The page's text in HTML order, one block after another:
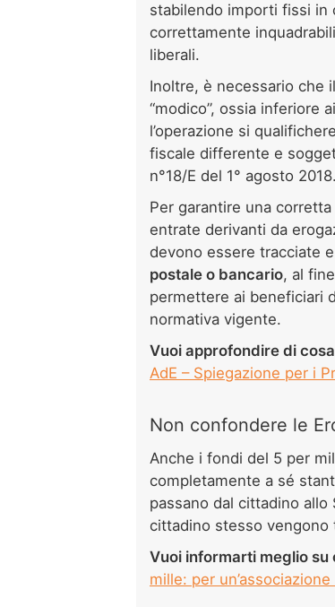
stabilendo importi fissi in
correttamente
liberali.
Inoltre, è necessario che
“modico”, ossia inferiore
l’operazione si
fiscale differente e
n°18/E del 1° agosto 2018.
Per garantire una corretta
entrate derivanti da
devono essere tracciate
postale o bancario, al
permettere ai beneficiari
normativa vigente.
Vuoi approfondire di
AdE – Spiegazione per i
Non confondere le
Anche i fondi del 5 per
completamente a sé
passano dal cittadino
cittadino stesso vengono
Vuoi informarti meglio su
mille: per